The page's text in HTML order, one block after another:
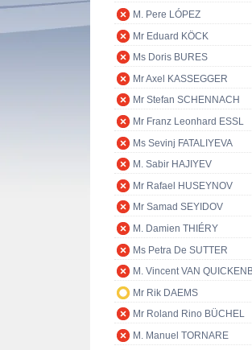
M. Pere LÓPEZ
Mr Eduard KÖCK
Ms Doris BURES
Mr Axel KASSEGGER
Mr Stefan SCHENNACH
Mr Franz Leonhard ESSL
Ms Sevinj FATALIYEVA
M. Sabir HAJIYEV
Mr Rafael HUSEYNOV
Mr Samad SEYIDOV
M. Damien THIÉRY
Ms Petra De SUTTER
M. Vincent VAN
Mr Rik DAEMS
Mr Roland Rino BÜCHEL
M. Manuel TORNARE